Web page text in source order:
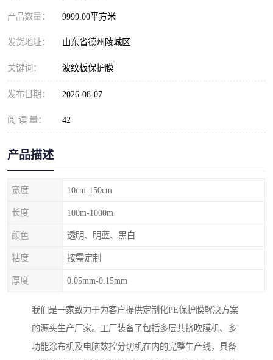
产品数量： 9999.00平方米
发货地址： 山东省德州陵城区
关键词： 波纹板保护膜
发布日期： 2026-08-07
阅 读 量： 42
产品描述
宽度 10cm-150cm
长度 100m-1000m
颜色 透明、明蓝、黑白
粘度 按需定制
厚度 0.05mm-0.15mm
我们是一家致力于为客户提供定制化PE保护膜解决方案
的源头生产厂家。工厂装备了包括多层共挤吹膜机、多
功能涂布机及电脑数控分切机在内的完整生产线，具备